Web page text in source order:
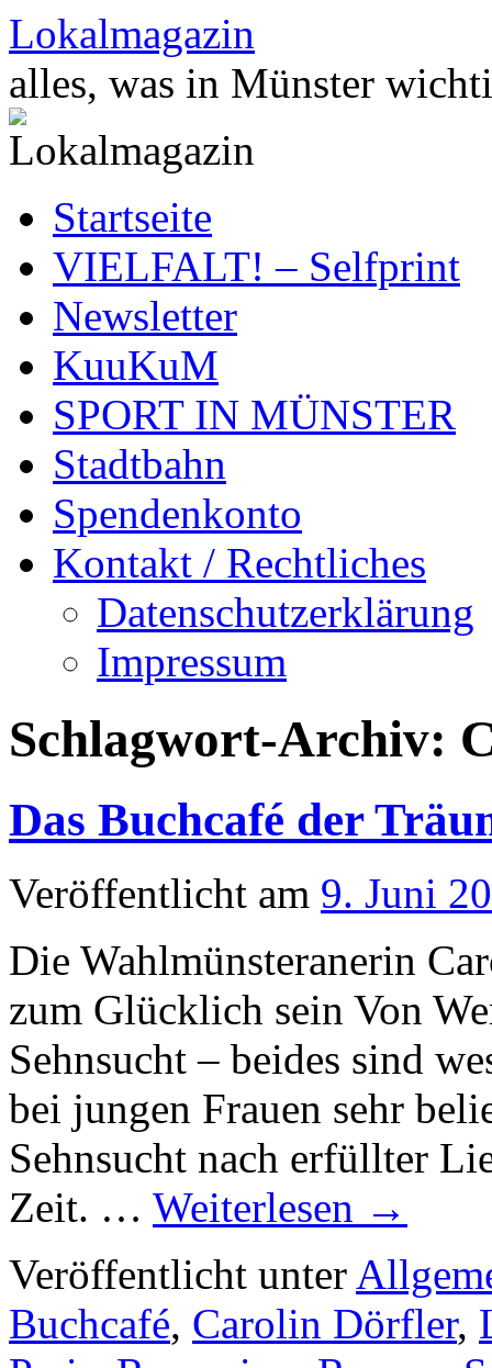
Zum
Inhalt
springen
Lokalmagazin
alles, was in Münster
Startseite
VIELFALT! – Selfprint
Newsletter
KuuKuM
SPORT IN MÜNSTER
Stadtbahn
Spendenkonto
Kontakt / Rechtliches
Datenschutzerklärung
Impressum
Schlagwort-Archiv:
Das Buchcafé der
Veröffentlicht am 9. Juni
Die Wahlmünsteranerin
zum Glücklich sein Von
Sehnsucht – beides sind
bei jungen Frauen sehr
Sehnsucht nach erfüllter
Zeit. … Weiterlesen →
Veröffentlicht unter
Buchcafé, Carolin Dörfler,